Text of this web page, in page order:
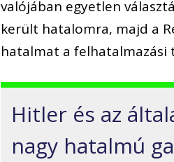
valójában egyetlen
került hatalomra, majd a
hatalmat a felhatalmazási
Hitler és az
nagy hatalmú